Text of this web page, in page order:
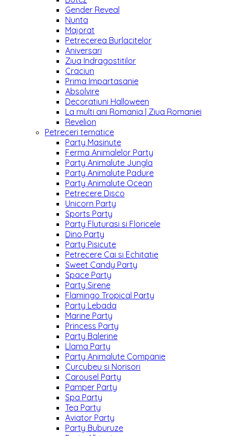
Gender Reveal
Nunta
Majorat
Petrecerea Burlacitelor
Aniversari
Ziua Indragostitilor
Craciun
Prima Impartasanie
Absolvire
Decoratiuni Halloween
La multi ani Romania | Ziua Romaniei
Revelion
Petreceri tematice
Party Masinute
Ferma Animalelor Party
Party Animalute Jungla
Party Animalute Padure
Party Animalute Ocean
Petrecere Disco
Unicorn Party
Sports Party
Party Fluturasi si Floricele
Dino Party
Party Pisicute
Petrecere Cai si Echitatie
Sweet Candy Party
Space Party
Party Sirene
Flamingo Tropical Party
Party Lebada
Marine Party
Princess Party
Party Balerine
Llama Party
Party Animalute Companie
Curcubeu si Norisori
Carousel Party
Pamper Party
Spa Party
Tea Party
Aviator Party
Party Buburuze